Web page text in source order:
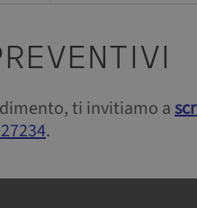
ti invitiamo a
.